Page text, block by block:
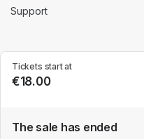
Tickets start at
€18.00
The sale has ended
Support